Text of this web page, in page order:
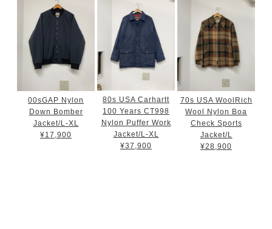
00sGAP Nylon
Down Bomber
Jacket/L-XL
¥17,900
80s USA Carhartt
100 Years CT998
Nylon Puffer Work
Jacket/L-XL
¥37,900
70s USA WoolRich
Wool Nylon Boa
Check Sports
Jacket/L
¥28,900